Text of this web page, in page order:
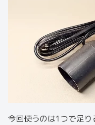
今回使うのは1つで足